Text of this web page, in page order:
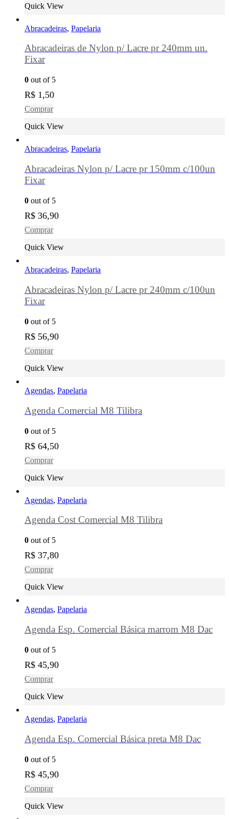
Quick View
Abracadeiras, Papelaria
Abracadeiras de Nylon p/ Lacre pr 240mm un.
Fixar
0 out of 5
R$ 1,50
Comprar
Quick View
Abracadeiras, Papelaria
Abracadeiras Nylon p/ Lacre pr 150mm c/100un
Fixar
0 out of 5
R$ 36,90
Comprar
Quick View
Abracadeiras, Papelaria
Abracadeiras Nylon p/ Lacre pr 240mm c/100un
Fixar
0 out of 5
R$ 56,90
Comprar
Quick View
Agendas, Papelaria
Agenda Comercial M8 Tilibra
0 out of 5
R$ 64,50
Comprar
Quick View
Agendas, Papelaria
Agenda Cost Comercial M8 Tilibra
0 out of 5
R$ 37,80
Comprar
Quick View
Agendas, Papelaria
Agenda Esp. Comercial Básica marrom M8 Dac
0 out of 5
R$ 45,90
Comprar
Quick View
Agendas, Papelaria
Agenda Esp. Comercial Básica preta M8 Dac
0 out of 5
R$ 45,90
Comprar
Quick View